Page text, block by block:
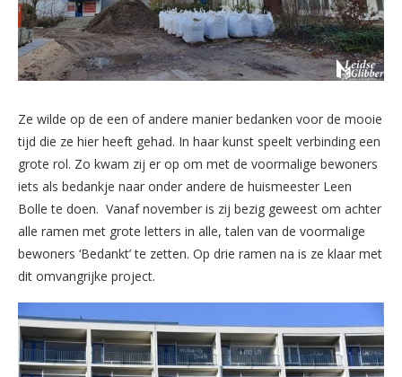
Ze wilde op de een of andere manier bedanken voor de mooie
tijd die ze hier heeft gehad. In haar kunst speelt verbinding een
grote rol. Zo kwam zij er op om met de voormalige bewoners
iets als bedankje naar onder andere de huismeester Leen
Bolle te doen. Vanaf november is zij bezig geweest om achter
alle ramen met grote letters in alle, talen van de voormalige
bewoners ‘Bedankt’ te zetten. Op drie ramen na is ze klaar met
dit omvangrijke project.